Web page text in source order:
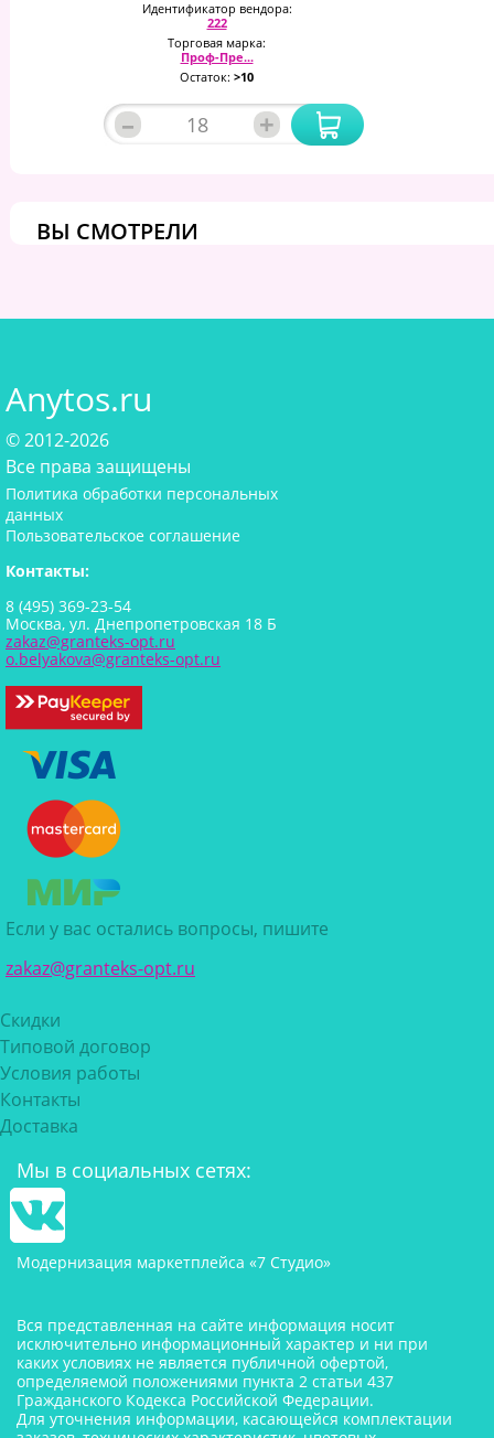
Идентификатор вендора:
222
Торговая марка:
Проф-Пре...
Остаток: >10
– +
ВЫ СМОТРЕЛИ
Anytos.ru
© 2012-2026
Все права защищены
Политика обработки персональных
данных
Пользовательское соглашение
Контакты:
8 (495) 369-23-54
Москва, ул. Днепропетровская 18 Б
zakaz@granteks-opt.ru
o.belyakova@granteks-opt.ru
Если у вас остались вопросы, пишите
zakaz@granteks-opt.ru
Скидки
Типовой договор
Условия работы
Контакты
Доставка
Мы в социальных сетях:
Модернизация маркетплейса «7 Студио»
Вся представленная на сайте информация носит
исключительно информационный характер и ни при
каких условиях не является публичной офертой,
определяемой положениями пункта 2 статьи 437
Гражданского Кодекса Российской Федерации.
Для уточнения информации, касающейся комплектации